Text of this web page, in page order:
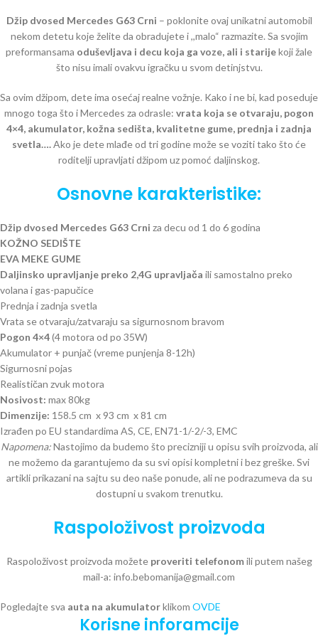
Džip dvosed Mercedes G63 Crni – poklonite ovaj unikatni automobil
nekom detetu koje želite da obradujete i ,,malo“ razmazite. Sa svojim
preformansama oduševljava i decu koja ga voze, ali i starijekoji žale
što nisu imali ovakvu igračku u svom detinjstvu.
Sa ovim džipom, dete ima osećaj realne vožnje. Kako i ne bi, kad poseduje
mnogo toga što i Mercedes za odrasle: vrata koja se otvaraju, pogon
4×4, akumulator, kožna sedišta, kvalitetne gume, prednja i zadnja
svetla….Ako je dete mlađe od tri godine može se voziti tako što će
roditelji upravljati džipom uz pomoć daljinskog.
Osnovne karakteristike:
Džip dvosed Mercedes G63 Crni za decu od 1 do 6 godina
KOŽNO SEDIŠTE
EVA MEKE GUME
Daljinsko upravljanje preko 2,4G upravljača ili samostalno preko
volana i gas-papučice
Prednja i zadnja svetla
Vrata se otvaraju/zatvaraju sa sigurnosnom bravom
Pogon 4×4(4 motora od po 35W)
Akumulator + punjač (vreme punjenja 8-12h)
Sigurnosni pojas
Realističan zvuk motora
Nosivost: max 80kg
Dimenzije: 158.5 cm x 93 cm x 81 cm
Izrađen po EU standardima AS, CE, EN71-1/-2/-3, EMC
Napomena:Nastojimo da budemo što precizniji u opisu svih proizvoda, ali
ne možemo da garantujemo da su svi opisi kompletni i bez greške. Svi
artikli prikazani na sajtu su deo naše ponude, ali ne podrazumeva da su
dostupni u svakom trenutku.
Raspoloživost proizvoda
Raspoloživost proizvoda možete proveriti telefonomili putem našeg
mail-a: info.bebomanija@gmail.com
Pogledajte sva auta na akumulatorklikom OVDE
Korisne inforamcije